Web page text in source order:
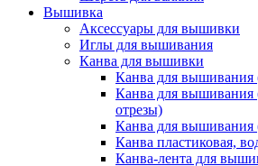
Вышивка
Аксессуары для вышивки
Иглы для вышивания
Канва для вышивки
Канва для вышивания
Канва для вышивания
отрезы)
Канва для вышивания
Канва пластиковая,
Канва-лента для